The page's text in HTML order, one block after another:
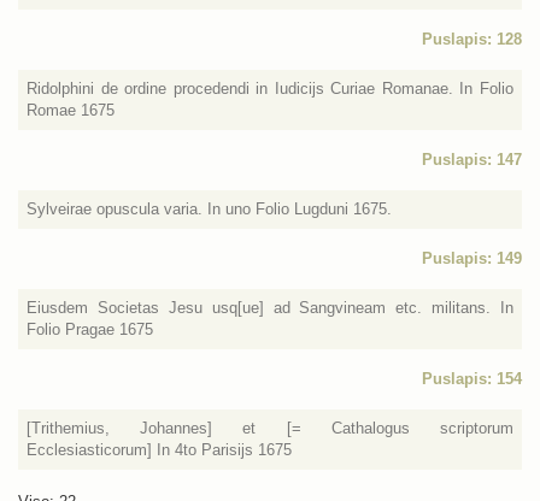
Puslapis: 128
Ridolphini de ordine procedendi in Iudicijs Curiae Romanae. In Folio
Romae 1675
Puslapis: 147
Sylveirae opuscula varia. In uno Folio Lugduni 1675.
Puslapis: 149
Eiusdem Societas Jesu usq[ue] ad Sangvineam etc. militans. In
Folio Pragae 1675
Puslapis: 154
[Trithemius, Johannes] et [= Cathalogus scriptorum
Ecclesiasticorum] In 4to Parisijs 1675